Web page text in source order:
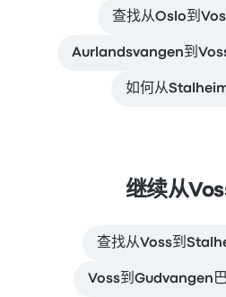
查找从Oslo到
Aurlandsvangen到
如何从
继续从
查找从Voss到
Voss到Gudvangen